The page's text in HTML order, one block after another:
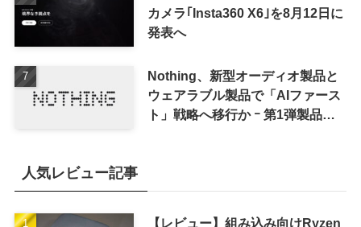
カメラ｢Insta360 X6｣を8月12日に
発表へ
Nothing、新型オーディオ製品と
ウェアラブル製品で「AIファース
ト」戦略へ移行か ｰ 第1弾製品は
人気レビュー記事
【レビュー】組み込み向けRyzen